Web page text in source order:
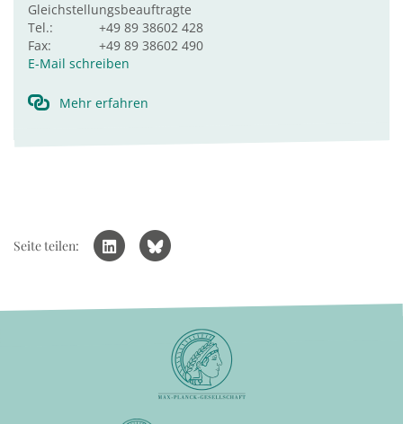
Gleichstellungsbeauftragte
Tel.:
+49 89 38602 428
Fax:
+49 89 38602 490
E-Mail schreiben
Mehr erfahren
Seite teilen: